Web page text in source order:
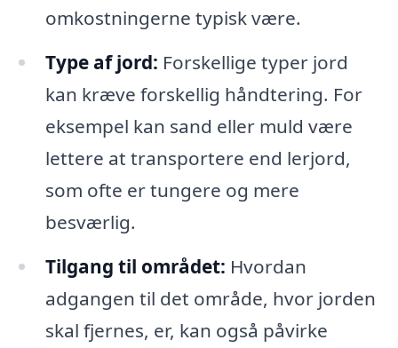
omkostningerne typisk være.
Type af jord: Forskellige typer jord
kan kræve forskellig håndtering. For
eksempel kan sand eller muld være
lettere at transportere end lerjord,
som ofte er tungere og mere
besværlig.
Tilgang til området: Hvordan
adgangen til det område, hvor jorden
skal fjernes, er, kan også påvirke